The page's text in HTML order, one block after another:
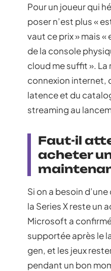
Pour un joueur qui
poser n’est plus «
vaut ce prix » mais
de la console
cloud me suffit ».
connexion internet,
latence et du
streaming au
Faut-il
acheter
Si on a besoin
la Series X reste un
Microsoft a
supportée après le
gen, et les jeux
pendant un bon